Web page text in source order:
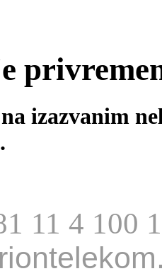
izazvanim
11 4 100